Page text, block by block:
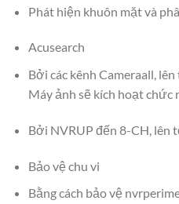
Phát hiện khuôn mặt và
Acusearch
Bởi các kênh Cameraall,
Máy ảnh sẽ kích hoạt chức
Bởi NVRUP đến 8-CH, lên
Bảo vệ chu vi
Bằng cách bảo vệ